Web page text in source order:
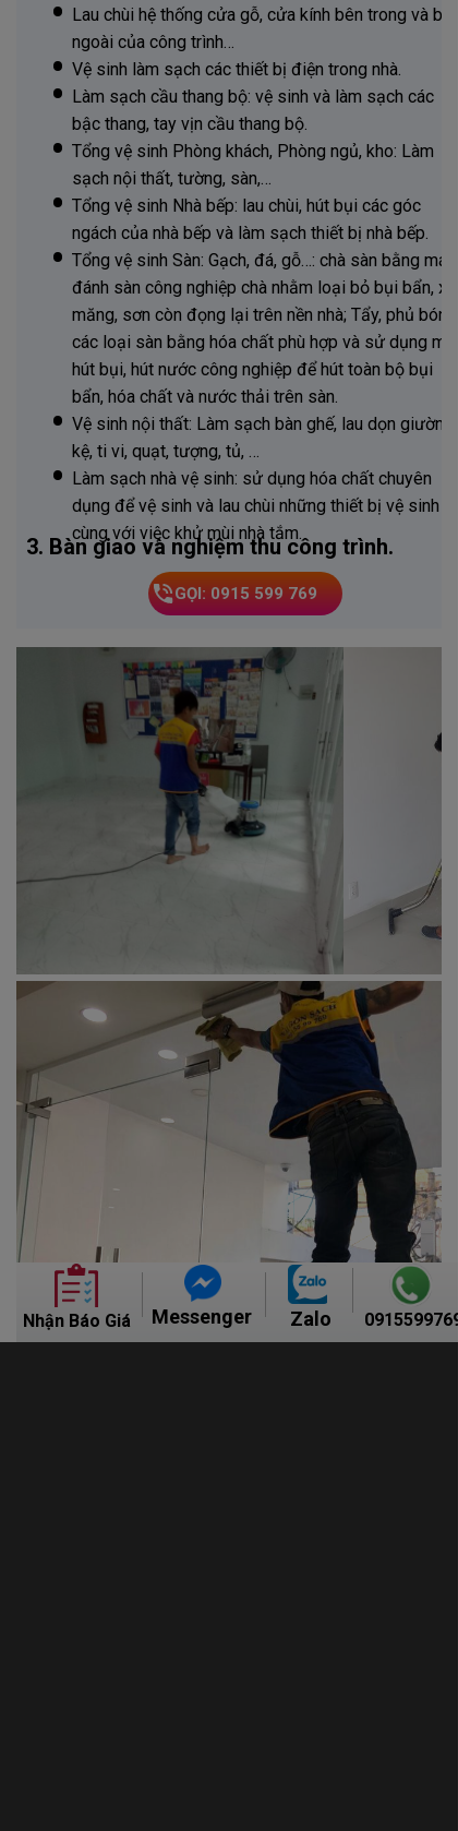
Lau chùi hệ thống cửa gỗ, cửa kính bên trong và bên
ngoài của công trình…
Vệ sinh làm sạch các thiết bị điện trong nhà.
Làm sạch cầu thang bộ: vệ sinh và làm sạch các
bậc thang, tay vịn cầu thang bộ.
Tổng vệ sinh Phòng khách, Phòng ngủ, kho: Làm
sạch nội thất, tường, sàn,…
Tổng vệ sinh Nhà bếp: lau chùi, hút bụi các góc
ngách của nhà bếp và làm sạch thiết bị nhà bếp.
Tổng vệ sinh Sàn: Gạch, đá, gỗ…: chà sàn bằng máy
đánh sàn công nghiệp chà nhằm loại bỏ bụi bẩn, xi
măng, sơn còn đọng lại trên nền nhà; Tẩy, phủ bóng
các loại sàn bằng hóa chất phù hợp và sử dụng máy
hút bụi, hút nước công nghiệp để hút toàn bộ bụi
bẩn, hóa chất và nước thải trên sàn.
Vệ sinh nội thất: Làm sạch bàn ghế, lau dọn giường,
kệ, ti vi, quạt, tượng, tủ, …
Làm sạch nhà vệ sinh: sử dụng hóa chất chuyên
dụng để vệ sinh và lau chùi những thiết bị vệ sinh
cùng với việc khử mùi nhà tắm.
3. Bàn giao và nghiệm thu công trình.
GỌI: 0915 599 769
0915599769
Zalo
Messenger
Nhận Báo Giá